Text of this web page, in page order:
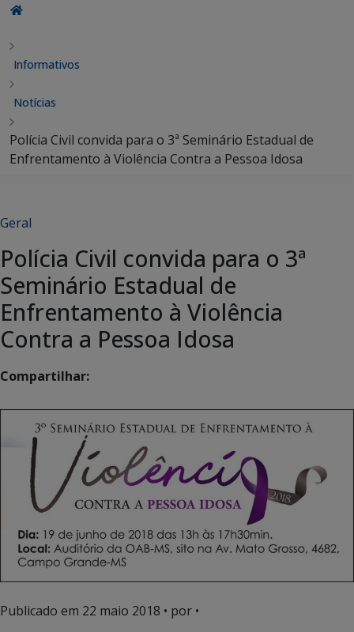
Informativos
Notícias
Polícia Civil convida para o 3ª Seminário Estadual de
Enfrentamento à Violência Contra a Pessoa Idosa
Geral
Polícia Civil convida para o 3ª
Seminário Estadual de
Enfrentamento à Violência
Contra a Pessoa Idosa
Compartilhar:
Publicado em 22 maio 2018 • por •